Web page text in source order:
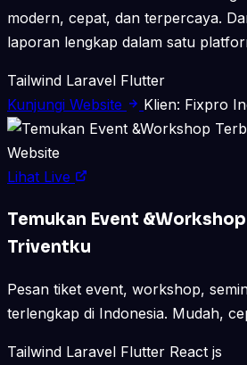
modern, cepat, dan terpercaya.
laporan lengkap dalam satu
Tailwind Laravel Flutter
Kunjungi Website
Klien: Fixpro
Website
Lihat Live
Temukan Event
Triventku
Pesan tiket event, workshop,
terlengkap di Indonesia. Mudah,
Tailwind Laravel Flutter React js